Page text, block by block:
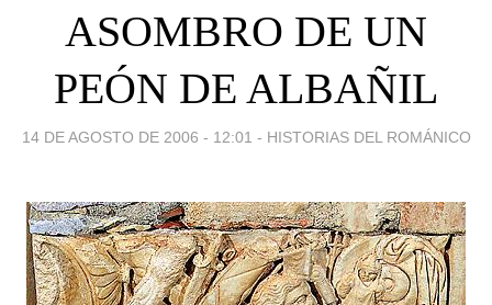
ASOMBRO DE UN
PEÓN DE ALBAÑIL
14 DE AGOSTO DE 2006 - 12:01 - HISTORIAS DEL ROMÁNICO